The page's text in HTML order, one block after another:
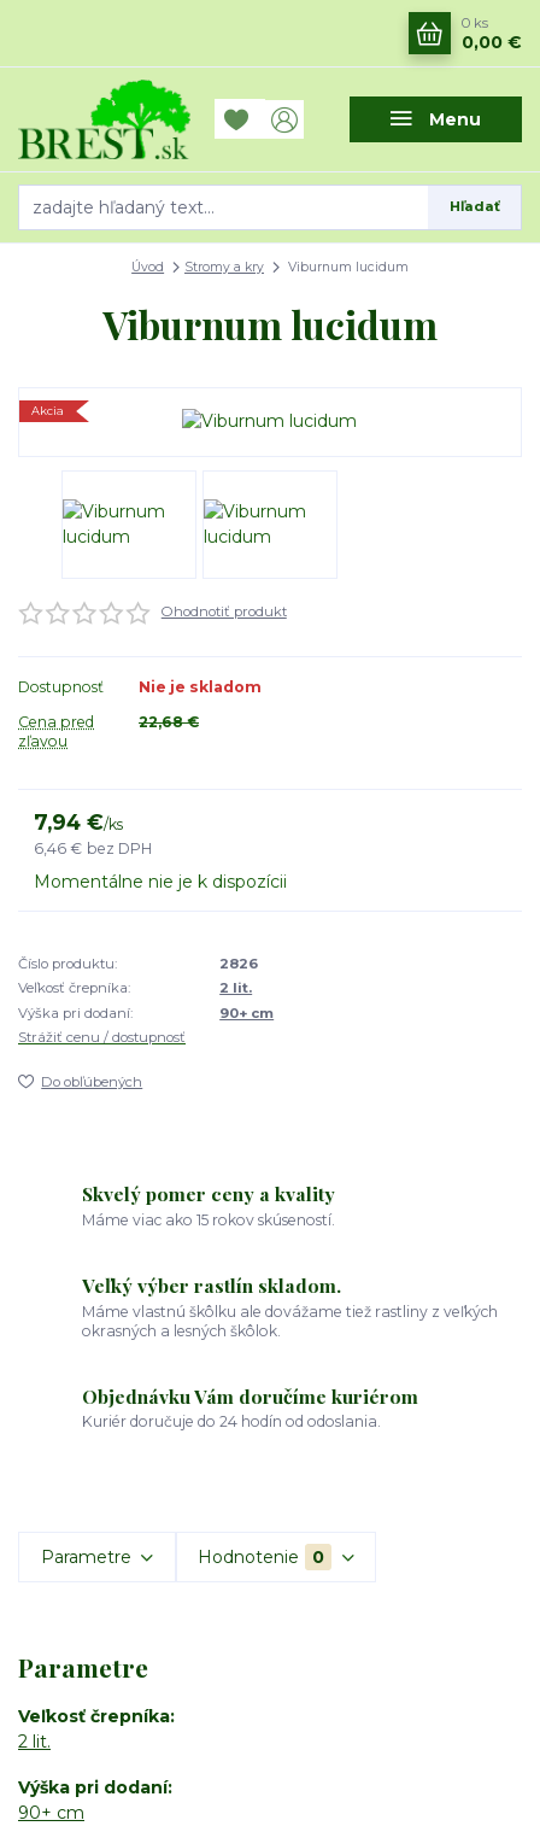
Menu
Hľadať
0 ks
0,00 €
Úvod Stromy a kry Viburnum lucidum
Viburnum lucidum
Akcia
Ohodnotiť produkt
Dostupnosť
Nie je skladom
Cena pred
zľavou
22,68 €
7,94 €/ks
6,46 € bez DPH
Momentálne nie je k dispozícii
Číslo produktu:
2826
Veľkosť črepníka:
2 lit.
Výška pri dodaní:
90+ cm
Strážiť cenu / dostupnosť
Do obľúbených
Skvelý pomer ceny a kvality
Máme viac ako 15 rokov skúseností.
Veľký výber rastlín skladom.
Máme vlastnú škôlku ale dovážame tiež rastliny z veľkých
okrasných a lesných škôlok.
Objednávku Vám doručíme kuriérom
Kuriér doručuje do 24 hodín od odoslania.
Parametre Hodnotenie 0
Parametre
Veľkosť črepníka
2 lit.
Výška pri dodaní
90+ cm